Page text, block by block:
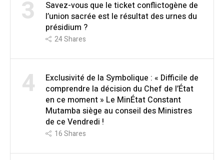
3
Savez-vous que le ticket conflictogène de
l’union sacrée est le résultat des urnes du
présidium ?
24Shares
4
Exclusivité de la Symbolique : « Difficile de
comprendre la décision du Chef de l’État
en ce moment » Le MinÉtat Constant
Mutamba siège au conseil des Ministres
de ce Vendredi !
16Shares